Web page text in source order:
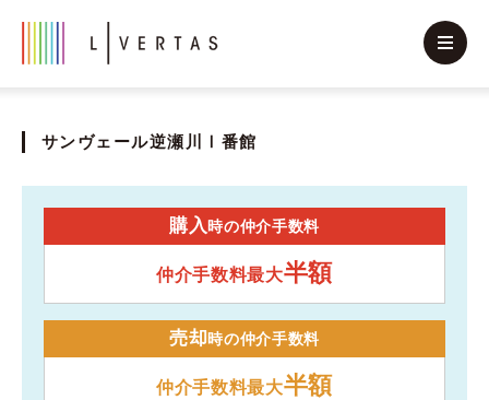
サンヴェール逆瀬川Ⅰ番館
購入時の仲介手数料
仲介手数料最大半額
売却時の仲介手数料
仲介手数料最大半額